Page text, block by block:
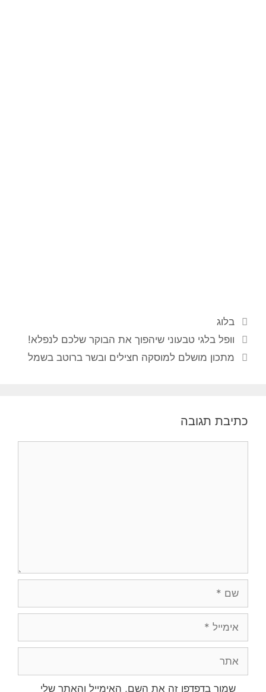
בלוג
וופל בלגי טבעוני שיהפוך את הבוקר שלכם לנפלא!
מתכון מושלם למוסקה חצילים ובשר ברוטב בשמל
כתיבת תגובה
שמור בדפדפן זה את השם, האימייל והאתר שלי